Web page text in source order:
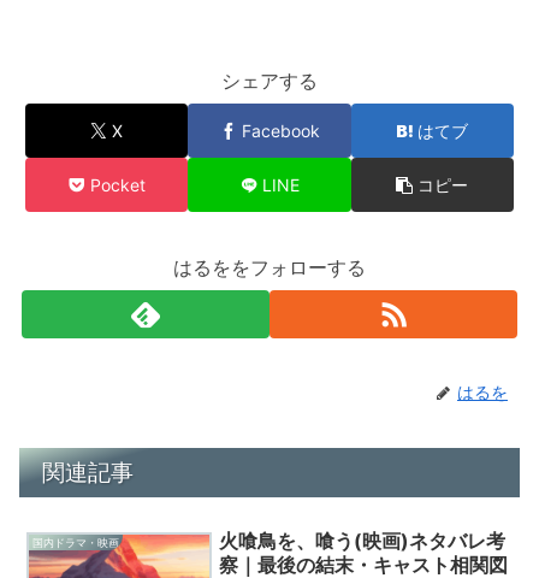
シェアする
X Facebook はてブ
Pocket LINE コピー
はるををフォローする
はるを
関連記事
国内ドラマ・映画
火喰鳥を、喰う(映画)ネタバレ考
察｜最後の結末・キャスト相関図